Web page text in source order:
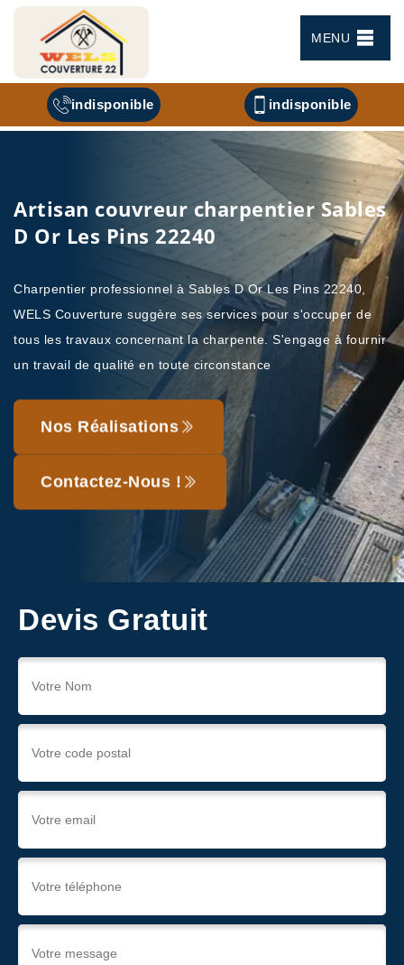
MENU
indisponible indisponible
Artisan couvreur charpentier Sables
D Or Les Pins 22240
Charpentier professionnel à Sables D Or Les Pins 22240,
WELS Couverture suggère ses services pour s'occuper de
tous les travaux concernant la charpente. S'engage à fournir
un travail de qualité en toute circonstance
Nos Réalisations
Contactez-Nous !
Devis Gratuit